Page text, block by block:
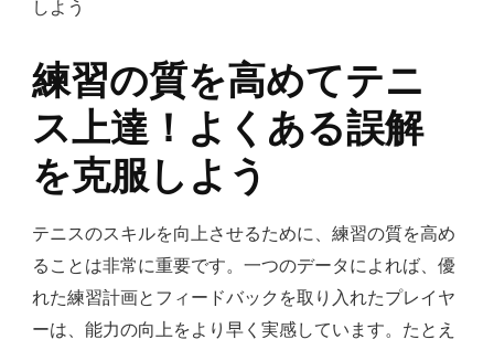
練習の質を高めてテニ
ス上達！よくある誤解
を克服しよう
テニスのスキルを向上させるために、練習の質を高め
ることは非常に重要です。一つのデータによれば、優
れた練習計画とフィードバックを取り入れたプレイヤ
ーは、能力の向上をより早く実感しています。たとえ